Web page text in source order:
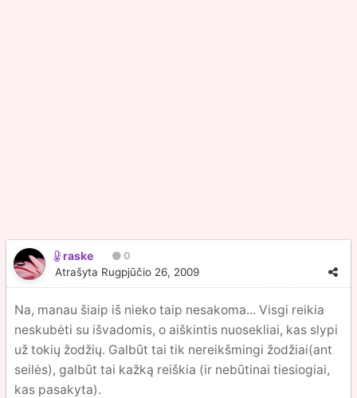
raske 0
Atrašyta Rugpjūčio 26, 2009
Na, manau šiaip iš nieko taip nesakoma... Visgi reikia
neskubėti su išvadomis, o aiškintis nuosekliai, kas slypi
už tokių žodžių. Galbūt tai tik nereikšmingi žodžiai(ant
seilės), galbūt tai kažką reiškia (ir nebūtinai tiesiogiai,
kas pasakyta).